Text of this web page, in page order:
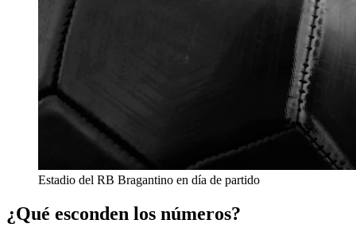
Estadio del RB Bragantino en día de partido
¿Qué esconden los números?